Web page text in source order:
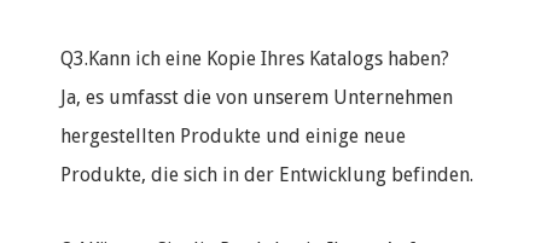
Q3.Kann ich eine Kopie Ihres Katalogs haben?
Ja, es umfasst die von unserem Unternehmen
hergestellten Produkte und einige neue
Produkte, die sich in der Entwicklung befinden.